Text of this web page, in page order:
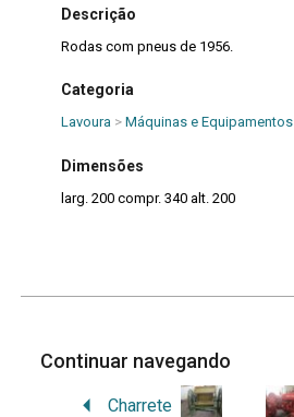
Descrição
Rodas com pneus de 1956.
Categoria
Lavoura> Máquinas e Equipamentos
Dimensões
larg. 200 compr. 340 alt. 200
Continuar navegando
Charrete